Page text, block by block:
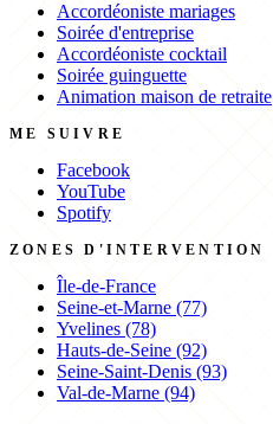
Accordéoniste mariages
Soirée d'entreprise
Accordéoniste cocktail
Soirée guinguette
Animation maison de retraite
ME SUIVRE
Facebook
YouTube
Spotify
ZONES D'INTERVENTION
Île-de-France
Seine-et-Marne (77)
Yvelines (78)
Hauts-de-Seine (92)
Seine-Saint-Denis (93)
Val-de-Marne (94)